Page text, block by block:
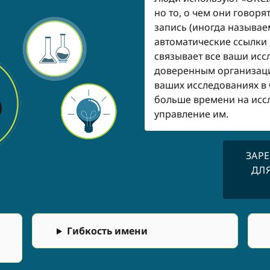
но то, о чем они
запись (иногда
автоматические
связывает все ваши
доверенным
ваших исследованиях в
больше времени на
управление им.
Гибкость имени